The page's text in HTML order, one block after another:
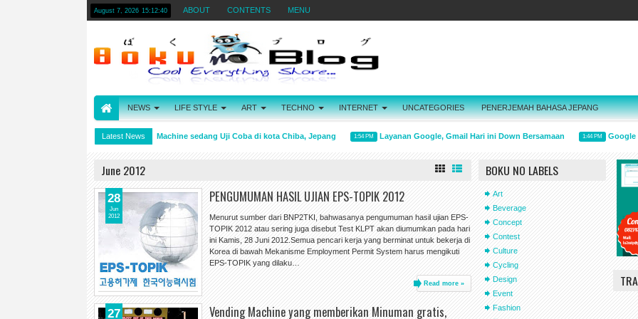
August 7, 2026 15:12:40 ABOUT CONTENTS MENU
NEWS LIFE STYLE ART TECHNO INTERNET UNCATEGORIES PENERJEMAH BAHASA JEPANG
Latest News
Mobil Seperti Vending Machine sedang Uji Coba di kota Chiba, Jepang 1:54 PM Layanan Google, Gmail Hari ini Down Bersamaan 1:44 PM Google
June 2012
PENGUMUMAN HASIL UJIAN EPS-TOPIK 2012
Menurut sumber dari BNP2TKI, bahwasanya pengumuman hasil ujian EPS-
TOPIK 2012 atau sering juga disebut Test KLPT akan diumumkan pada hari
ini Kamis, 28 Juni 2012.Semua pencari kerja yang berminat untuk bekerja di
Korea di bawah Mekanisme Employment Permit System harus mengikuti
EPS-TOPIK yang dilaku…
Read more »
28
Jun
2012
Vending Machine yang memberikan Minuman gratis,
27
BOKU NO LABELS
Art
Beverage
Concept
Contest
Culture
Cycling
Design
Event
Fashion